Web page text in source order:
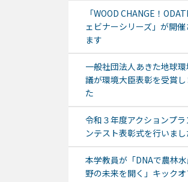
「WOOD CHANGE！
ェビナーシリーズ」が開催
ます
一般社団法人あきた地球
議が環境大臣表彰を受賞し
た
令和３年度アクションプラ
ンテスト表彰式を行いまし
本学教員が「DNAで農林
野の未来を開く」キックオ